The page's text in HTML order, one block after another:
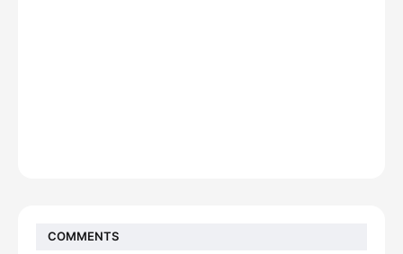
COMMENTS